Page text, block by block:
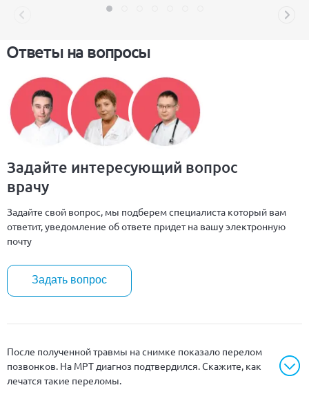
Ответы на вопросы
После полученной травмы на снимке показало перелом
позвонков. На МРТ диагноз подтвердился. Скажите, как
лечатся такие переломы.
Задайте интересующий вопрос
врачу
Задайте свой вопрос, мы подберем специалиста который вам
ответит, уведомление об ответе придет на вашу электронную
почту
Задать вопрос